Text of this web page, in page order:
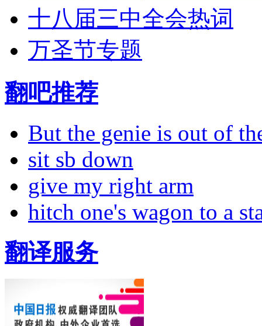
十八届三中全会热词
万圣节专题
翻吧推荐
But the genie is out of
sit sb down
give my right arm
hitch one's wagon to a
翻译服务